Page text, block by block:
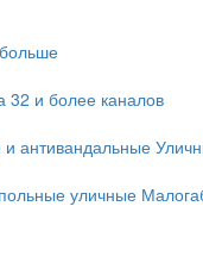
32 и более каналов
антивандальные
уличные